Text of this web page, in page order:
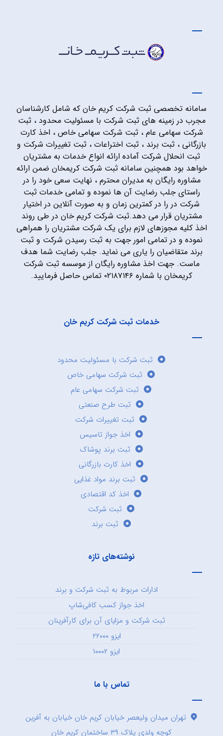
سامانه تخصصی ثبت شرکت کریم خان که شامل کارشناسان
مجرب در زمینه های ثبت شرکت با مسئولیت محدود ، ثبت
شرکت سهامی عام ، ثبت شرکت سهامی خاص ، اخذ کارت
بازرگانی ، ثبت برند ، ثبت اختراعات ، ثبت تغییرات شرکت و
ثبت انحلال شرکت آماده ارائه انواع خدمات به مشتریان
خواهد بود همچنین سامانه ثبت شرکت کریمخان ضمن ارائه
مشاوره رایگان به مدیران محترم ، نهایت سعی خود را در
راستای جلب رضایت آن ها نموده و تمامی خدمات ثبت
شرکت در را در کمترین زمان و به صورت آنلاین در اختیار
مشتریان قرار می دهد.ثبت شرکت کریم خان در طی روند
اخذ کلیه مجوزهای لازم برای یک شرکت مشتریان را همراهی
نموده و در تمامی امور جهت به ثبت رسیدن شرکت و ثبت
برند متقاضیان را یاری می نماید. جلب رضایت شما هدف
ماست. جهت اخذ مشاوره رایگان از موسسه ثبت شرکت
کریمخان با شماره ۰۲۱۸۷۱۴۶ تماس حاصل فرمایید.
خدمات ثبت شرکت کریم خان
ثبت شرکت با مسئولیت محدود
ثبت شرکت سهامی خاص
ثبت شرکت سهامی عام
ثبت طرح صنعتی
ثبت تغییرات شرکت
اخذ جواز تاسیس
ثبت برند پوشاک
اخذ کارت بازرگانی
ثبت برند مواد غذایی
اخذ کد اقتصادی
ثبت شرکت
ثبت برند
نوشته‌های تازه
ادارات مربوط به ثبت شرکت و برند
اخذ جواز کسب کافی‌شاپ
ثبت شرکت و مزایای آن برای کارآفرینان
ایزو ۲۲۰۰۰
ایزو ۱۰۰۰۲
تماس با ما
تهران میدان ولیعصر خیابان کریم خان خیابان به آفرین
کوچه ولدی پلاک ۳۹ ساختمان کریم خان